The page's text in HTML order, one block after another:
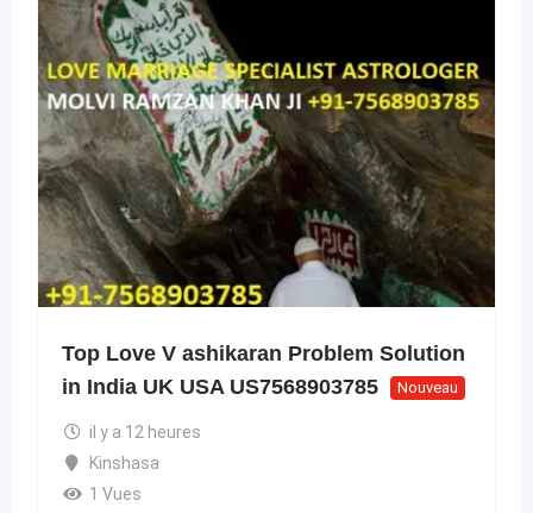
Top Love V ashikaran Problem Solution
in India UK USA US7568903785
Nouveau
il y a 12 heures
Kinshasa
1 Vues